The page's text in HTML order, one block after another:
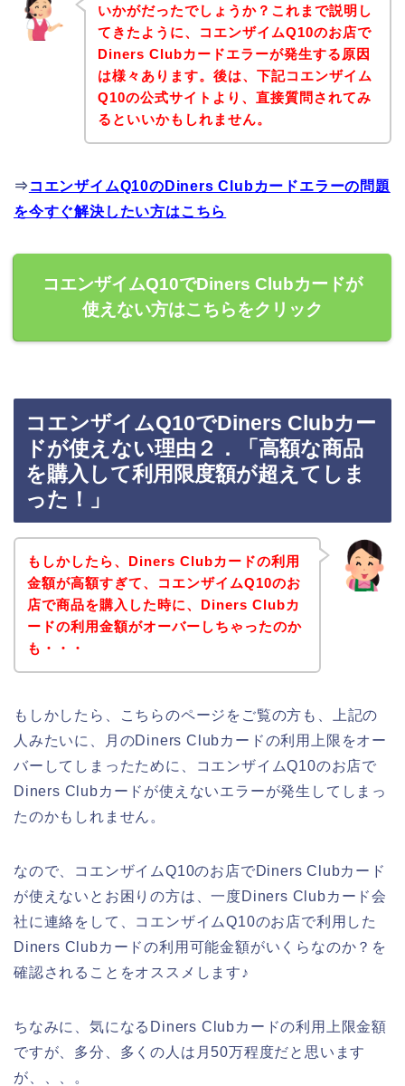
いかがだったでしょうか？これまで説明し
てきたように、コエンザイムQ10のお店で
Diners Clubカードエラーが発生する原因
は様々あります。後は、下記コエンザイム
Q10の公式サイトより、直接質問されてみ
るといいかもしれません。
⇒ コエンザイムQ10のDiners Clubカードエラーの問題
を今すぐ解決したい方はこちら
コエンザイムQ10でDiners Clubカードが
使えない方はこちらをクリック
コエンザイムQ10でDiners Clubカー
ドが使えない理由２．「高額な商品
を購入して利用限度額が超えてしま
った！」
もしかしたら、Diners Clubカードの利用
金額が高額すぎて、コエンザイムQ10のお
店で商品を購入した時に、Diners Clubカ
ードの利用金額がオーバーしちゃったのか
も・・・
もしかしたら、こちらのページをご覧の方も、上記の
人みたいに、月のDiners Clubカードの利用上限をオー
バーしてしまったために、コエンザイムQ10のお店で
Diners Clubカードが使えないエラーが発生してしまっ
たのかもしれません。
なので、コエンザイムQ10のお店でDiners Clubカード
が使えないとお困りの方は、一度Diners Clubカード会
社に連絡をして、コエンザイムQ10のお店で利用した
Diners Clubカードの利用可能金額がいくらなのか？を
確認されることをオススメします♪
ちなみに、気になるDiners Clubカードの利用上限金額
ですが、多分、多くの人は月50万程度だと思います
が、、、。